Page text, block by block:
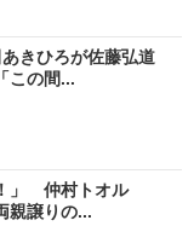
きひろが佐藤弘道
この間...
」 仲村トオル
親譲りの...